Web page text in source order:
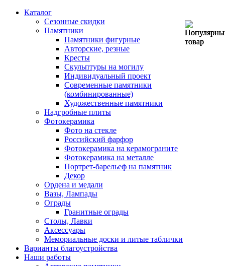
Каталог
Сезонные скидки
Памятники
Памятники фигурные
Авторские, резные
Кресты
Скульптуры на могилу
Индивидуальный проект
Современные памятники
(комбинированные)
Художественные памятники
Надгробные плиты
Фотокерамика
Фото на стекле
Российский фарфор
Фотокерамика на керамограните
Фотокерамика на металле
Портрет-барельеф на памятник
Декор
Ордена и медали
Вазы, Лампады
Ограды
Гранитные ограды
Столы, Лавки
Аксессуары
Мемориальные доски и литые таблички
Варианты благоустройства
Наши работы